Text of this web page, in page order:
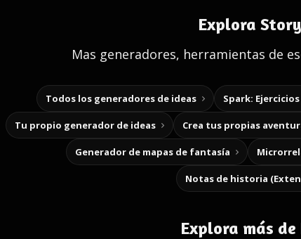
Explora
Mas generadores, herramientas de
Todos los generadores de ideas Spark:
Tu propio generador de ideas
Generador de mapas de fantasía
Explora más de